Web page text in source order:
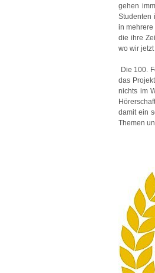
gehen
Studenten
in
die ihre
wo wir
Die 100.
das
nichts im
damit ein
Themen